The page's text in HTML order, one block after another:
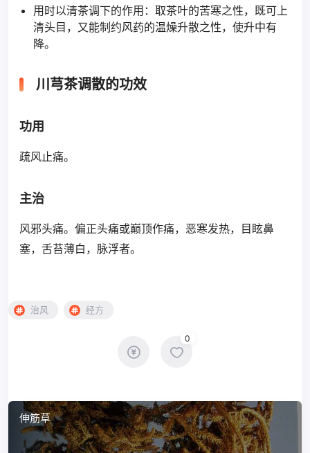
用时以清茶调下的作用：取茶叶的苦寒之性，既可上
清头目，又能制约风药的温燥升散之性，使升中有
降。
川芎茶调散的功效
功用
疏风止痛。
主治
风邪头痛。偏正头痛或巅顶作痛，恶寒发热，目眩鼻
塞，舌苔薄白，脉浮者。
治风 经方
0
伸筋草